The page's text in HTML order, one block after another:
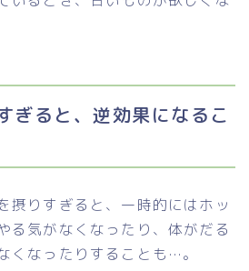
ぎると、逆効果になるこ
摂りすぎると、一時的にはホッ
る気がなくなったり、体がだる
くなったりすることも…。